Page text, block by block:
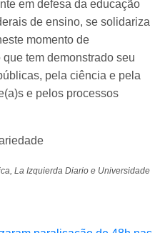
em defesa da educação
de ensino, se solidariza
momento de
tem demonstrado seu
pela ciência e pela
e pelos processos
La Izquierda Diario e Universidade